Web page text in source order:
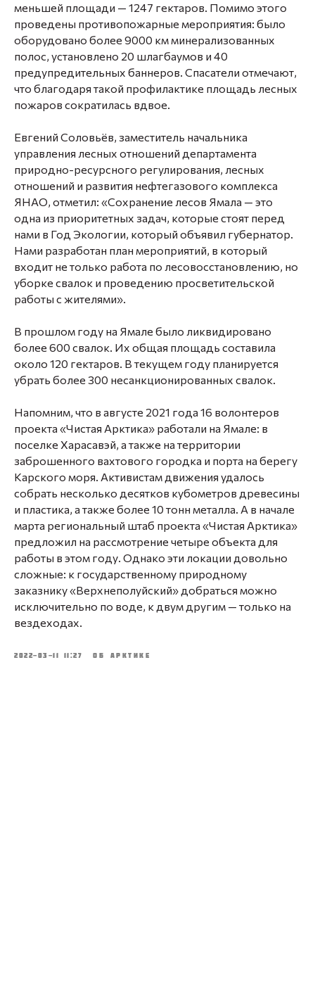
меньшей площади — 1247 гектаров. Помимо этого
проведены противопожарные мероприятия: было
оборудовано более 9000 км минерализованных
полос, установлено 20 шлагбаумов и 40
предупредительных баннеров. Спасатели отмечают,
что благодаря такой профилактике площадь лесных
пожаров сократилась вдвое.
Евгений Соловьёв, заместитель начальника
управления лесных отношений департамента
природно-ресурсного регулирования, лесных
отношений и развития нефтегазового комплекса
ЯНАО, отметил: «Сохранение лесов Ямала — это
одна из приоритетных задач, которые стоят перед
нами в Год Экологии, который объявил губернатор.
Нами разработан план мероприятий, в который
входит не только работа по лесовосстановлению, но
уборке свалок и проведению просветительской
работы с жителями».
В прошлом году на Ямале было ликвидировано
более 600 свалок. Их общая площадь составила
около 120 гектаров. В текущем году планируется
убрать более 300 несанкционированных свалок.
Напомним, что в августе 2021 года 16 волонтеров
проекта «Чистая Арктика» работали на Ямале: в
поселке Харасавэй, а также на территории
заброшенного вахтового городка и порта на берегу
Карского моря. Активистам движения удалось
собрать несколько десятков кубометров древесины
и пластика, а также более 10 тонн металла. А в начале
марта региональный штаб проекта «Чистая Арктика»
предложил на рассмотрение четыре объекта для
работы в этом году. Однако эти локации довольно
сложные: к государственному природному
заказнику «Верхнеполуйский» добраться можно
исключительно по воде, к двум другим — только на
вездеходах.
2022-03-11 11:27 ОБ АРКТИКЕ